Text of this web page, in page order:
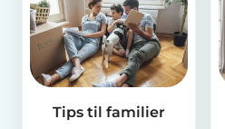
Tips til familier